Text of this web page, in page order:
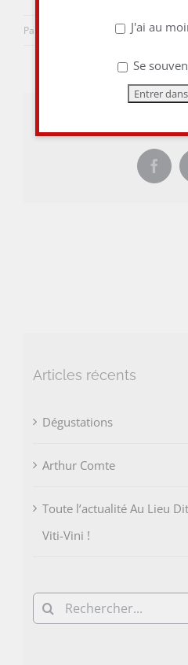
Par 14 février 2015 |
Articles récents
Dégustations
Arthur Comte
Toute l’actualité Au Lieu
Viti-Vini !
Rechercher:
J'ai au
Se